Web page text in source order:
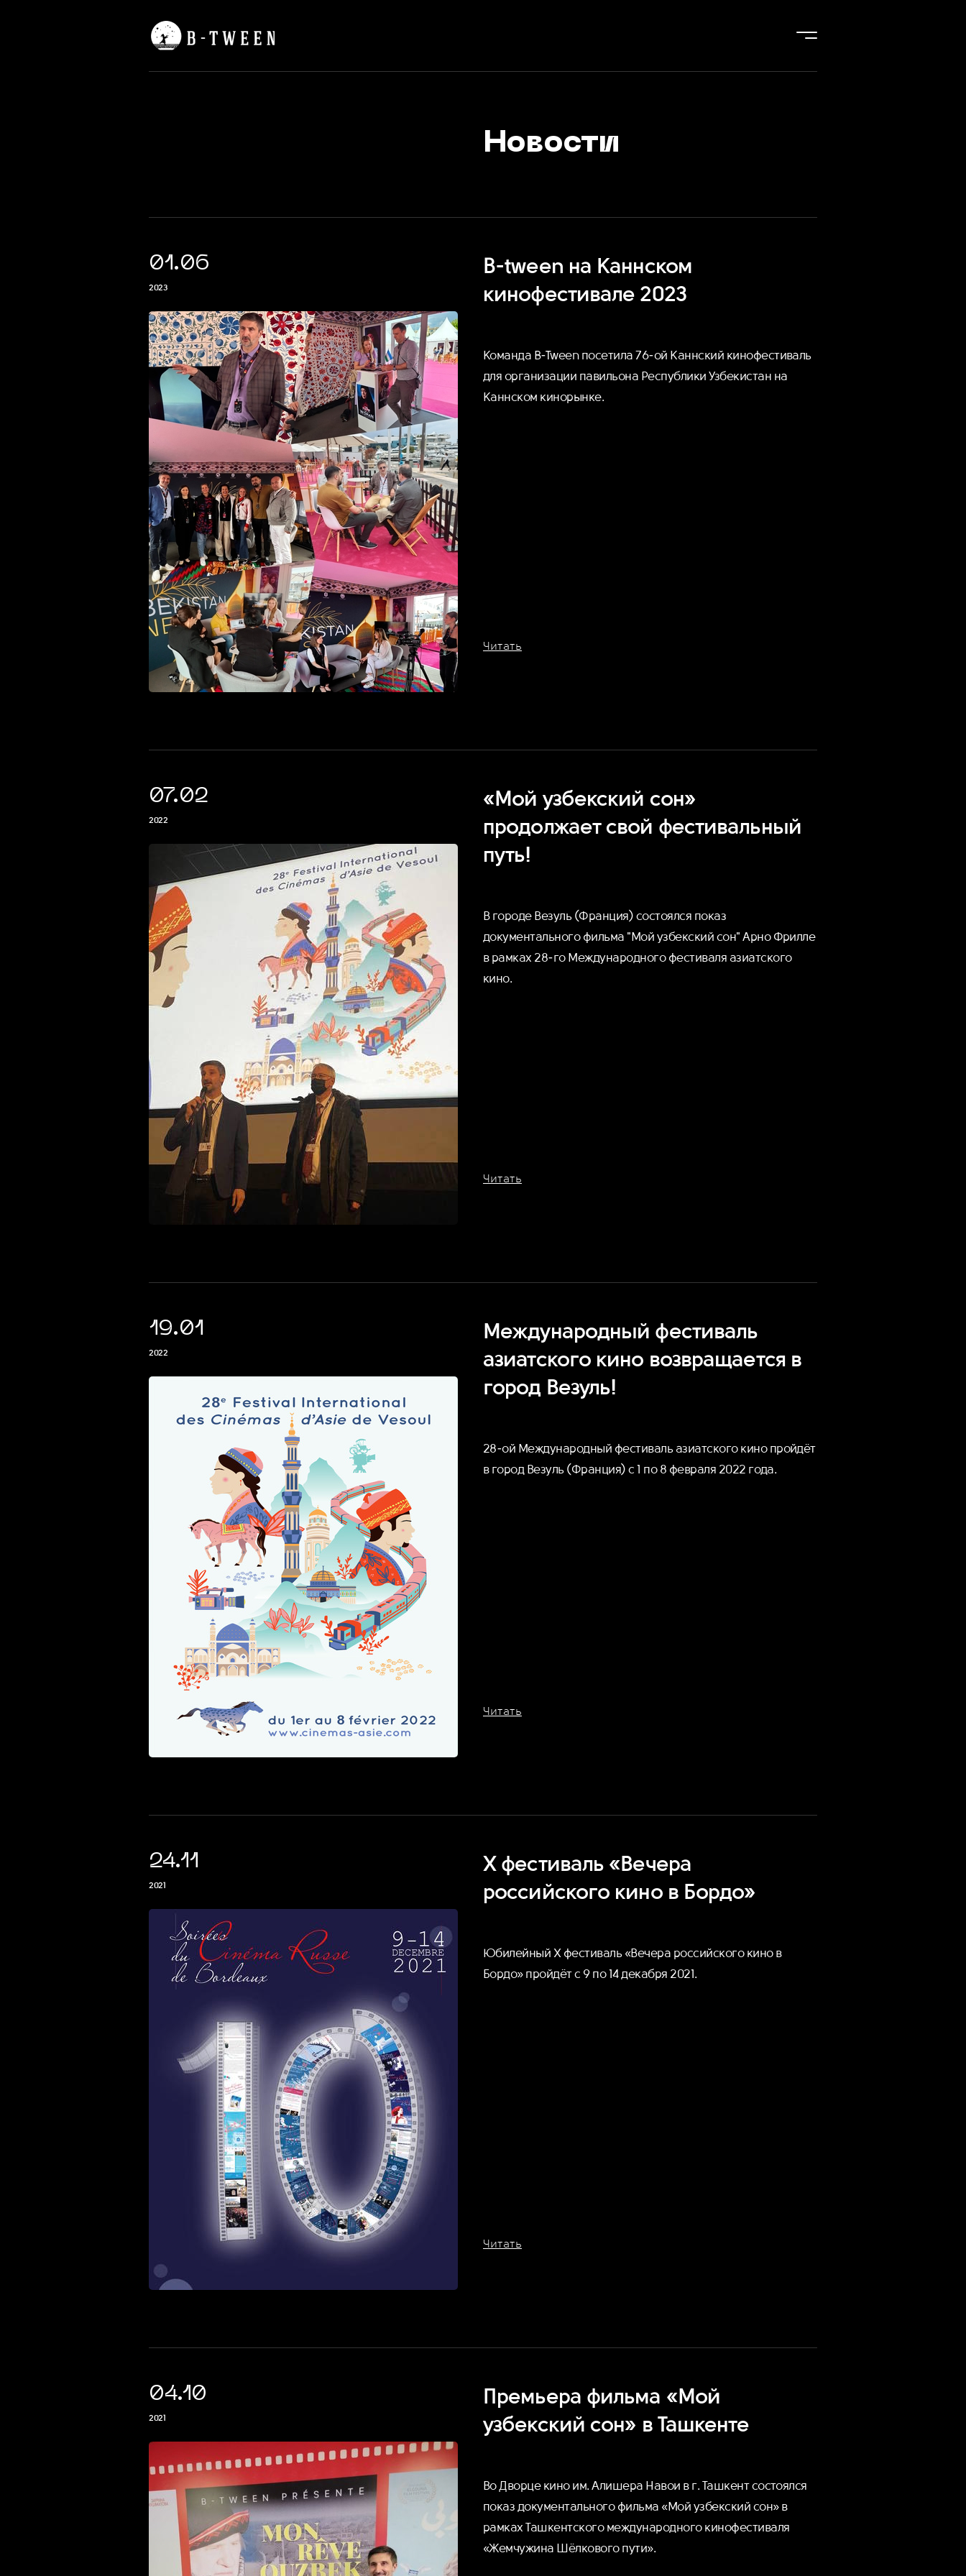
Новости
01.06
2023
B-tween на Каннском
кинофестивале 2023
Команда B-Tween посетила 76-ой Каннский кинофестиваль
для организации павильона Республики Узбекистан на
Каннском кинорынке.
Читать
07.02
2022
«Мой узбекский сон»
продолжает свой фестивальный
путь!
В городе Везуль (Франция) состоялся показ
документального фильма "Мой узбекский сон" Арно Фрилле
в рамках 28-го Международного фестиваля азиатского
кино.
Читать
19.01
2022
Международный фестиваль
азиатского кино возвращается в
город Везуль!
28-ой Международный фестиваль азиатского кино пройдёт
в город Везуль (Франция) с 1 по 8 февраля 2022 года.
Читать
24.11
2021
X фестиваль «Вечера
российского кино в Бордо»
Юбилейный X фестиваль «Вечера российского кино в
Бордо» пройдёт с 9 по 14 декабря 2021.
Читать
04.10
2021
Премьера фильма «Мой
узбекский сон» в Ташкентe
Во Дворце кино им. Алишера Навои в г. Ташкент состоялся
показ документального фильма «Мой узбекский сон» в
рамках Ташкентского международного кинофестиваля
«Жемчужина Шёлкового пути».